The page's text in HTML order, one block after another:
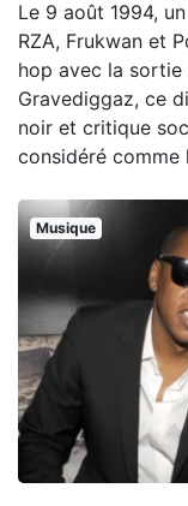
Le 9 août 1994,
RZA, Frukwan et
hop avec la sortie
Gravediggaz, ce
noir et critique
considéré
Musique